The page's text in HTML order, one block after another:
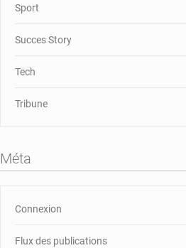
Sport
Succes Story
Tech
Tribune
Méta
Connexion
Flux des publications